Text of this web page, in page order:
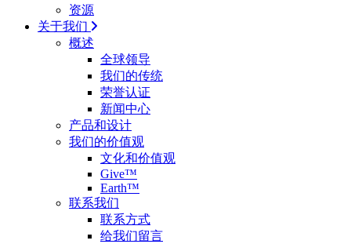
资源
关于我们
概述
全球领导
我们的传统
荣誉认证
新闻中心
产品和设计
我们的价值观
文化和价值观
Give™
Earth™
联系我们
联系方式
给我们留言